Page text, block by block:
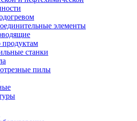
элементы
станки
пилы